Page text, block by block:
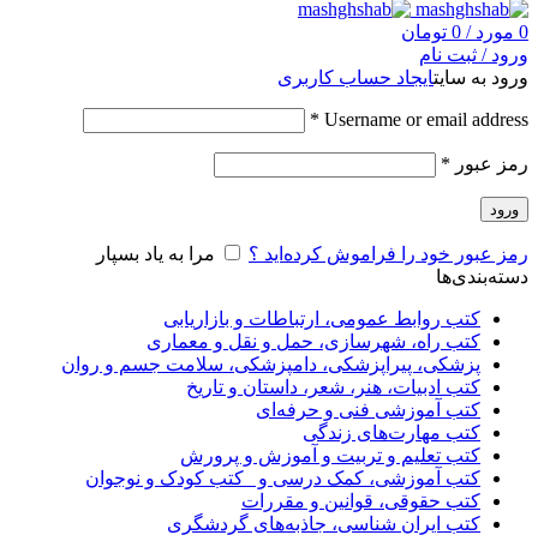
0 مورد /
0 تومان
ورود / ثبت نام
ورود به سایتایجاد حساب کاربری
Username or email address
*
رمز عبور *
ورود
رمز عبور خود را فراموش کرده‌اید ؟
مرا به یاد بسپار
دسته‌بندی‌ها
کتب روابط عمومی، ارتباطات و بازاریابی
کتب راه، شهرسازی، حمل و نقل و معماری
پزشکی، پیراپزشکی، دامپزشکی، سلامت جسم و روان
کتب ادبیات، هنر، شعر، داستان و تاریخ
کتب آموزشی فنی و حرفه‌ای
کتب مهارت‌های زندگی
کتب تعلیم و تربیت و آموزش و پرورش
کتب آموزشی، کمک درسی و _کتب کودک و نوجوان
کتب حقوقی، قوانین و مقررات
کتب ایران شناسی، جاذبه‌های گردشگری